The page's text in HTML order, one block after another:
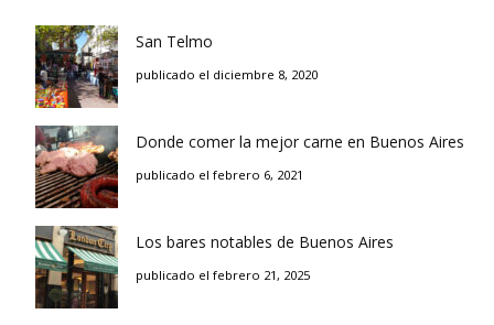
San Telmo
publicado el diciembre 8, 2020
Donde comer la mejor carne en Buenos Aires
publicado el febrero 6, 2021
Los bares notables de Buenos Aires
publicado el febrero 21, 2025